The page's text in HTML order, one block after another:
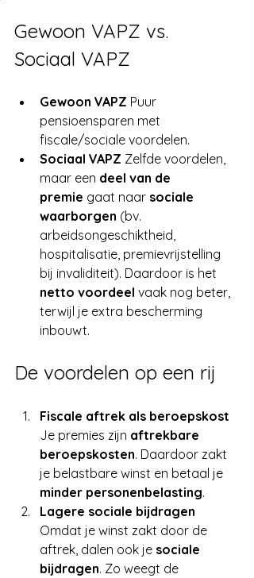
Gewoon VAPZ vs.
Sociaal VAPZ
Gewoon VAPZ Puur
pensioensparen met
fiscale/sociale voordelen.
Sociaal VAPZ Zelfde voordelen,
maar een deel van de
premie gaat naar sociale
waarborgen (bv.
arbeidsongeschiktheid,
hospitalisatie, premievrijstelling
bij invaliditeit). Daardoor is het
netto voordeel vaak nog beter,
terwijl je extra bescherming
inbouwt.
De voordelen op een rij
Fiscale aftrek als beroepskost
Je premies zijn aftrekbare
beroepskosten. Daardoor zakt
je belastbare winst en betaal je
minder personenbelasting.
Lagere sociale bijdragen
Omdat je winst zakt door de
aftrek, dalen ook je sociale
bijdragen. Zo weegt de